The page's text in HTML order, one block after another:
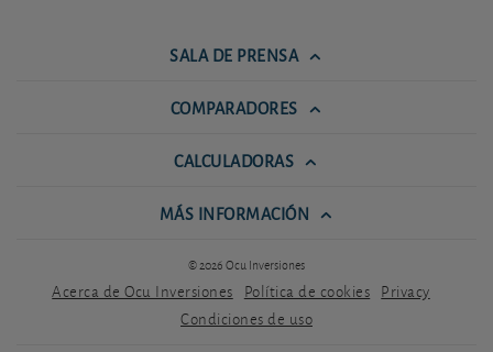
SALA DE PRENSA
COMPARADORES
CALCULADORAS
MÁS INFORMACIÓN
© 2026 Ocu Inversiones
Acerca de Ocu Inversiones Política de cookies Privacy
Condiciones de uso